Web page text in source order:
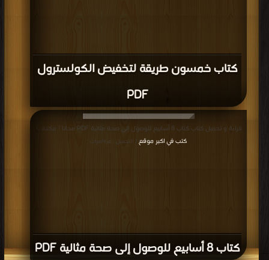
كتاب خمسون طريقة لتخفيض الكولسترول
PDF
كتاب 8 أسابيع للوصول إلى صحة مثالية PDF
قراءة و تحميل كتاب كتاب 8 أسابيع للوصول إلى صحة مثالية PDF مجانا | مكتبة >
كتب في اكبر موقع
| التحميل : مرة/مرات